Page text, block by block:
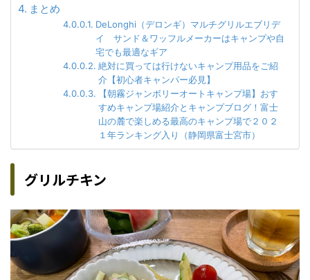
まとめ
DeLonghi（デロンギ）マルチグリルエブリデ
イ サンド＆ワッフルメーカーはキャンプや自
宅でも最適なギア
絶対に買っては行けないキャンプ用品をご紹
介【初心者キャンパー必見】
【朝霧ジャンボリーオートキャンプ場】おす
すめキャンプ場紹介とキャンプブログ！富士
山の麓で楽しめる最高のキャンプ場で２０２
１年ランキング入り（静岡県富士宮市）
グリルチキン